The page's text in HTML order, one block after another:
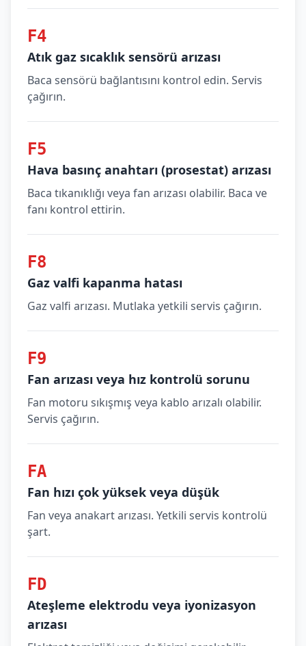
F4
Atık gaz sıcaklık sensörü arızası
Baca sensörü bağlantısını kontrol edin. Servis
çağırın.
F5
Hava basınç anahtarı (prosestat) arızası
Baca tıkanıklığı veya fan arızası olabilir. Baca ve
fanı kontrol ettirin.
F8
Gaz valfi kapanma hatası
Gaz valfi arızası. Mutlaka yetkili servis çağırın.
F9
Fan arızası veya hız kontrolü sorunu
Fan motoru sıkışmış veya kablo arızalı olabilir.
Servis çağırın.
FA
Fan hızı çok yüksek veya düşük
Fan veya anakart arızası. Yetkili servis kontrolü
şart.
FD
Ateşleme elektrodu veya iyonizasyon
arızası